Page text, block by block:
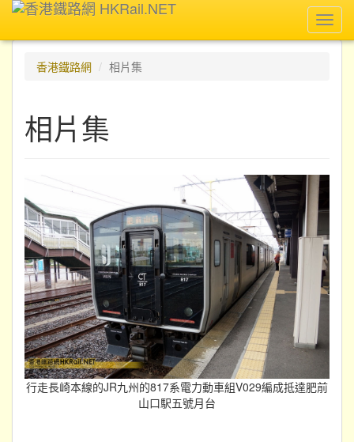
香港鐵路網
相片集
相片集
行走長崎本線的JR九州的817系電力動車組V029編成抵達肥前
山口駅五號月台